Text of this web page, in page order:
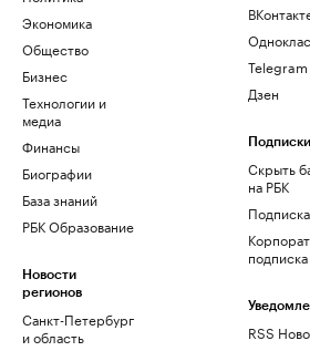
Экономика
Общество
Бизнес
Технологии и
медиа
Финансы
Биографии
База знаний
РБК Образование
Новости
регионов
Санкт-Петербург
и область
Telegram
Дзен
Подписки
Скрыть
на РБК
подписка
RSS